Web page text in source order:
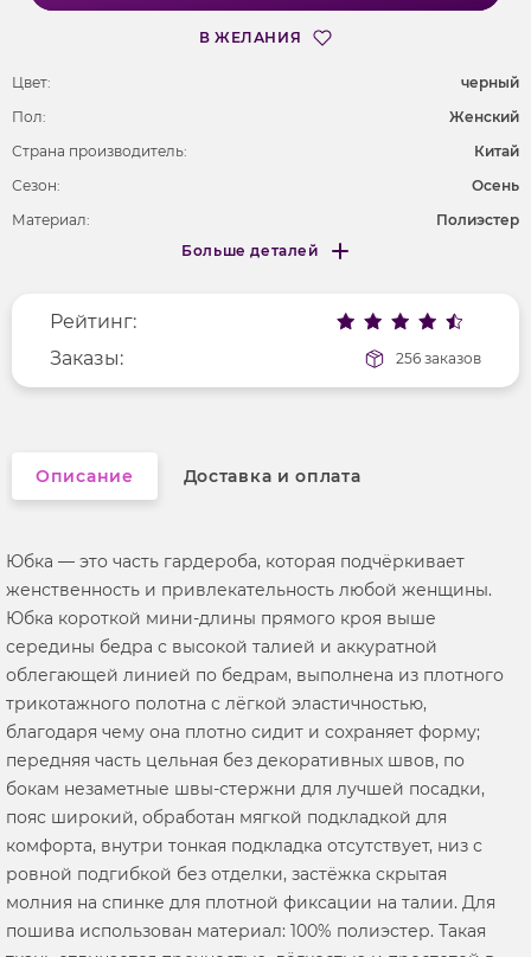
В ЖЕЛАНИЯ
Цвет:
черный
Пол:
Женский
Страна производитель:
Китай
Сезон:
Осень
Материал:
Полиэстер
Фактура материала
текстильный
Больше деталей
Меньше деталей
Рейтинг:
Заказы:
256 заказов
Описание Доставка и оплата
Юбка — это часть гардероба, которая подчёркивает
женственность и привлекательность любой женщины.
Юбка короткой мини‑длины прямого кроя выше
середины бедра с высокой талией и аккуратной
облегающей линией по бедрам, выполнена из плотного
трикотажного полотна с лёгкой эластичностью,
благодаря чему она плотно сидит и сохраняет форму;
передняя часть цельная без декоративных швов, по
бокам незаметные швы-стержни для лучшей посадки,
пояс широкий, обработан мягкой подкладкой для
комфорта, внутри тонкая подкладка отсутствует, низ с
ровной подгибкой без отделки, застёжка скрытая
молния на спинке для плотной фиксации на талии. Для
пошива использован материал: 100% полиэстер. Такая